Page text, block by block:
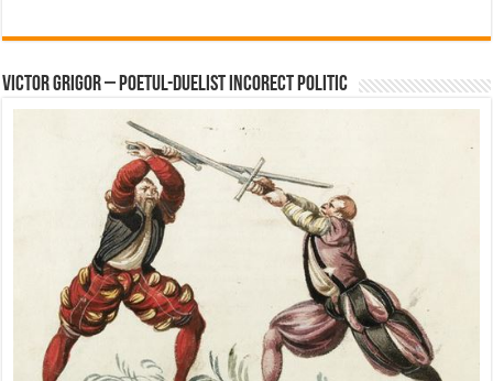
Victor Grigor – Poetul-Duelist Incorect Politic